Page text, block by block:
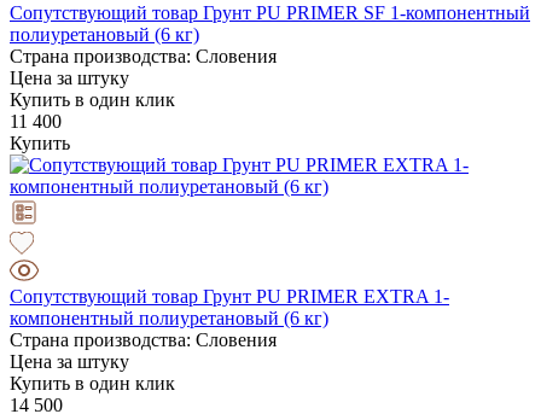
Сопутствующий товар Грунт PU PRIMER SF 1-компонентный
полиуретановый (6 кг)
Страна производства: Словения
Цена за штуку
Купить в один клик
11 400
Купить
Сопутствующий товар Грунт PU PRIMER EXTRA 1-
компонентный полиуретановый (6 кг)
Страна производства: Словения
Цена за штуку
Купить в один клик
14 500